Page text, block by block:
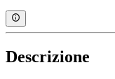
Descrizione